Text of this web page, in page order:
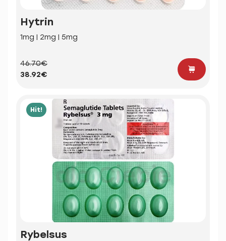
Hytrin
1mg | 2mg | 5mg
46.70€
38.92€
Hit!
Rybelsus